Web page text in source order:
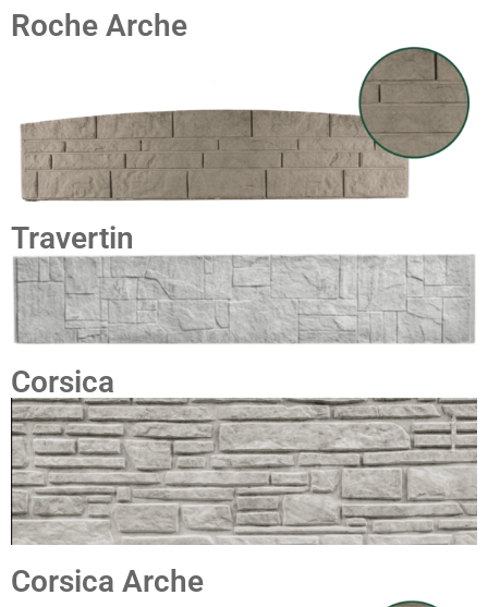
Roche Arche
Travertin
Corsica
Corsica Arche